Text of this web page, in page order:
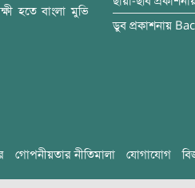
হতে বাংলা মুভি
ডুব প্রকাশনায়
গোপনীয়তার নীতিমালা যোগাযোগ